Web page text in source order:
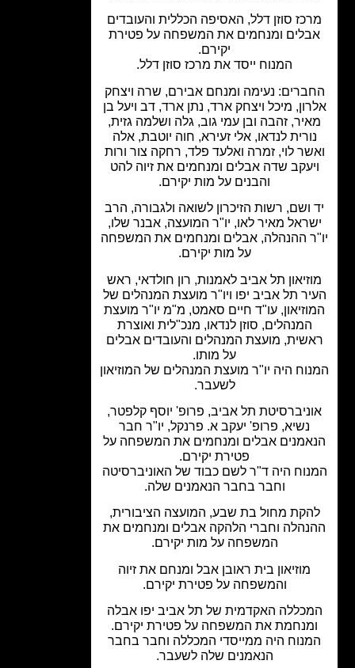
סוזן דלל, האסיפה הכללית והעובדים
ומנחמים את המשפחה על פטירת
המנוח ייסד את מרכז סוזן דלל.
נעימה ומנחם אבירם, שרה ויצחק
מיכל ויצחק ארד, נתן ארד, דב ויעל בן
זהבה ובן עמי גוב, גלה ושלמה גזית,
לנדאו, אלי זעירא, חוה יוטבת, אלה
לוי, זמרה ואלעד פלד, רחקה צור ורות
שדה אבלים ומנחמים את זיוה להט
והבנים על מות יקירם.
ושם, רשות הזיכרון לשואה ולגבורה, הרב
מאיר לאו, יו"ר המועצה, אבנר שלו,
ההנהלה, אבלים ומנחמים את המשפחה
על מות יקירם.
תל אביב לאמנות, רון חולדאי, ראש
תל אביב יפו ויו"ר מועצת המנהלים של
עו"ד חיים סאמט, מ"מ יו"ר מועצת
המנהלים, סוזן לנדאו, מנכ"לית ואוצרת
מועצת המנהלים והעובדים אבלים
על מותו.
היה יו"ר מועצת המנהלים של המוזיאון
לשעבר.
תל אביב, פרופ' יוסף קלפטר,
נשיא, פרופ' יעקב א. פרנקל, יו"ר חבר
אבלים ומנחמים את המשפחה על
פטירת יקירם.
היה ד"ר לשם כבוד של האוניברסיטה
וחבר בחבר הנאמנים שלה.
מחול בת שבע, המועצה הציבורית,
וחברי הלהקה אבלים ומנחמים את
המשפחה על מות יקירם.
מוזיאון בית ראובן אבל ומנחם את זיוה
והמשפחה על פטירת יקירם.
האקדמית של תל אביב יפו אבלה
את המשפחה על פטירת יקירם.
היה ממייסדי המכללה וחבר בחבר
הנאמנים שלה לשעבר.